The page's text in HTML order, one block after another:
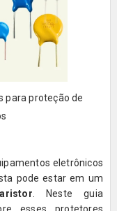
para proteção de
eletrônicos
pode estar em um
. Neste guia